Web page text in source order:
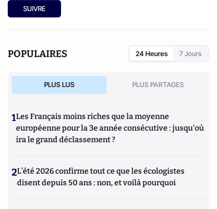
d’esthétique et a dirigé l’École des beaux-arts), il donne des
conférences dans le monde entier… quand il n’est pas à
vient tout juste de sortir.
SUIVRE
POPULAIRES 24 Heures 7 Jours
PLUS LUS PLUS PARTAGES
1Les Français moins riches que la moyenne
européenne pour la 3e année consécutive : jusqu'où
ira le grand déclassement ?
2L’été 2026 confirme tout ce que les écologistes
disent depuis 50 ans : non, et voilà pourquoi